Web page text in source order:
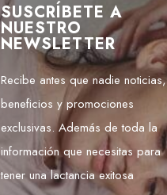
SUSCRÍBETE A
NUESTRO
NEWSLETTER
Recibe antes que nadie noticias,
beneficios y promociones
exclusivas. Además de toda la
información que necesitas para
tener una lactancia exitosa